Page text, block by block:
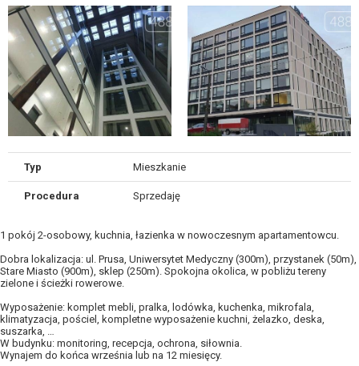
Typ Mieszkanie
Procedura Sprzedaję
1 pokój 2-osobowy, kuchnia, łazienka w nowoczesnym apartamentowcu.
Dobra lokalizacja: ul. Prusa, Uniwersytet Medyczny (300m), przystanek (50m),
Stare Miasto (900m), sklep (250m). Spokojna okolica, w pobliżu tereny
zielone i ścieżki rowerowe.
Wyposażenie: komplet mebli, pralka, lodówka, kuchenka, mikrofala,
klimatyzacja, pościel, kompletne wyposażenie kuchni, żelazko, deska,
suszarka, …
W budynku: monitoring, recepcja, ochrona, siłownia.
Wynajem do końca września lub na 12 miesięcy.